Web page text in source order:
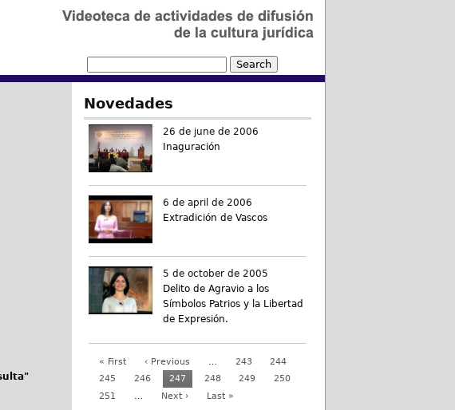
Novedades
26 de june de 2006
Inaguración
6 de april de 2006
Extradición de Vascos
5 de october de 2005
Delito de Agravio a los
Símbolos Patrios y la Libertad
de Expresión.
« First ‹ Previous … 243
244
245
246 247 248 249
250
251
… Next › Last »